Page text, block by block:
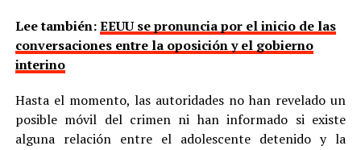
Lee también:EEUU se pronuncia por el inicio de las
conversaciones entre la oposición y el gobierno
interino
Hasta el momento, las autoridades no han revelado un
posible móvil del crimen ni han informado si existe
alguna relación entre el adolescente detenido y la